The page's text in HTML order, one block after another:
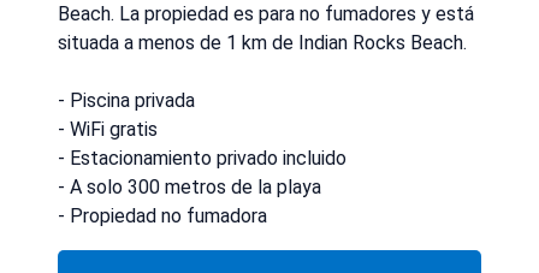
Beach. La propiedad es para no fumadores y está
situada a menos de 1 km de Indian Rocks Beach.
- Piscina privada
- WiFi gratis
- Estacionamiento privado incluido
- A solo 300 metros de la playa
- Propiedad no fumadora